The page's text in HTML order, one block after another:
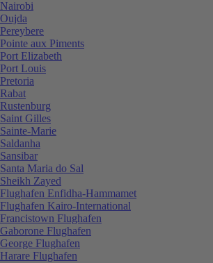
Nairobi
Oujda
Pereybere
Pointe aux Piments
Port Elizabeth
Port Louis
Pretoria
Rabat
Rustenburg
Saint Gilles
Sainte-Marie
Saldanha
Sansibar
Santa Maria do Sal
Sheikh Zayed
Flughafen Enfidha-Hammamet
Flughafen Kairo-International
Francistown Flughafen
Gaborone Flughafen
George Flughafen
Harare Flughafen